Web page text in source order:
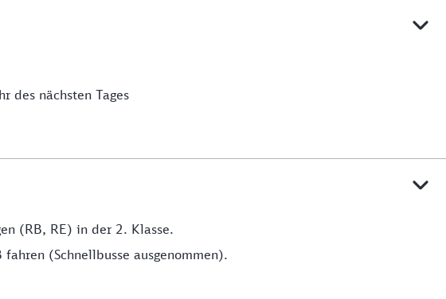
des nächsten Tages
(RB, RE) in der 2. Klasse.
(Schnellbusse ausgenommen).